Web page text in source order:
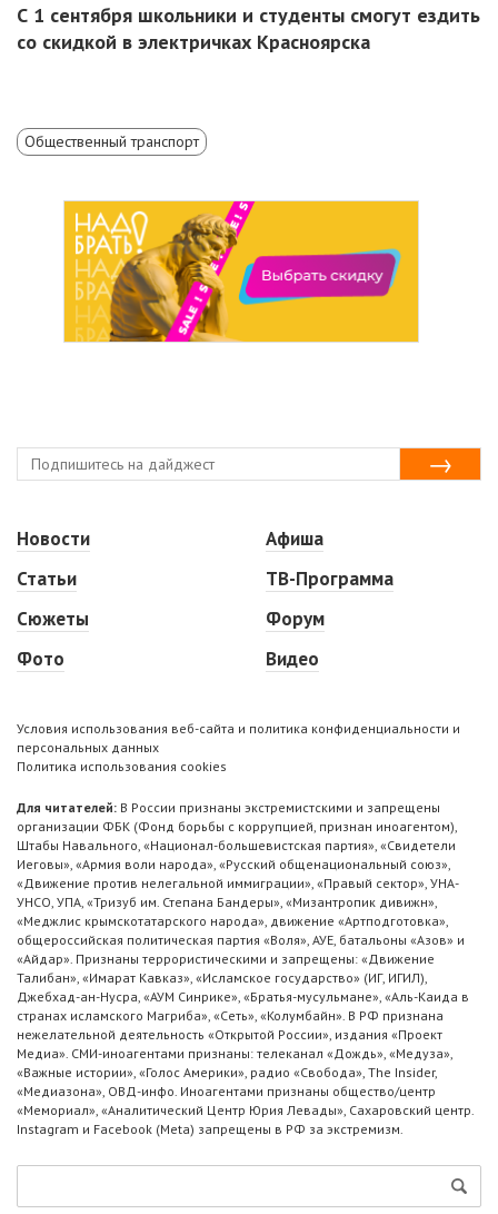
С 1 сентября школьники и студенты смогут ездить
со скидкой в электричках Красноярска
Общественный транспорт
Новости
Статьи
Сюжеты
Фото
Афиша
ТВ-Программа
Форум
Видео
Условия использования веб-сайта и политика конфиденциальности и
персональных данных
Политика использования cookies
Для читателей: В России признаны экстремистскими и запрещены
организации ФБК (Фонд борьбы с коррупцией, признан иноагентом),
Штабы Навального, «Национал-большевистская партия», «Свидетели
Иеговы», «Армия воли народа», «Русский общенациональный союз»,
«Движение против нелегальной иммиграции», «Правый сектор», УНА-
УНСО, УПА, «Тризуб им. Степана Бандеры», «Мизантропик дивижн»,
«Меджлис крымскотатарского народа», движение «Артподготовка»,
общероссийская политическая партия «Воля», АУЕ, батальоны «Азов» и
«Айдар». Признаны террористическими и запрещены: «Движение
Талибан», «Имарат Кавказ», «Исламское государство» (ИГ, ИГИЛ),
Джебхад-ан-Нусра, «АУМ Синрике», «Братья-мусульмане», «Аль-Каида в
странах исламского Магриба», «Сеть», «Колумбайн». В РФ признана
нежелательной деятельность «Открытой России», издания «Проект
Медиа». СМИ-иноагентами признаны: телеканал «Дождь», «Медуза»,
«Важные истории», «Голос Америки», радио «Свобода», The Insider,
«Медиазона», ОВД-инфо. Иноагентами признаны общество/центр
«Мемориал», «Аналитический Центр Юрия Левады», Сахаровский центр.
Instagram и Facebook (Metа) запрещены в РФ за экстремизм.